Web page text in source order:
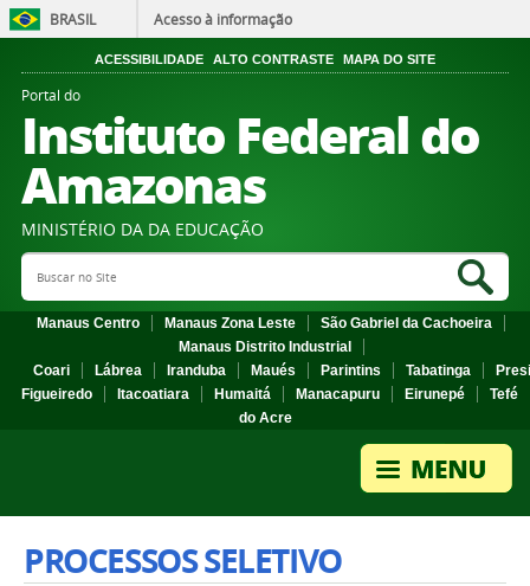
BRASIL Acesso à informação
ACESSIBILIDADE ALTO CONTRASTE MAPA DO SITE
Portal do
Instituto Federal do
Amazonas
MINISTÉRIO DA DA EDUCAÇÃO
Search Site
Manaus Centro Manaus Zona Leste
São Gabriel da Cachoeira
Manaus Distrito Industrial
Coari
Lábrea Iranduba Maués Parintins Tabatinga
Figueiredo
Itacoatiara Humaitá Manacapuru Eirunepé
Tefé
do Acre
PROCESSOS SELETIVO